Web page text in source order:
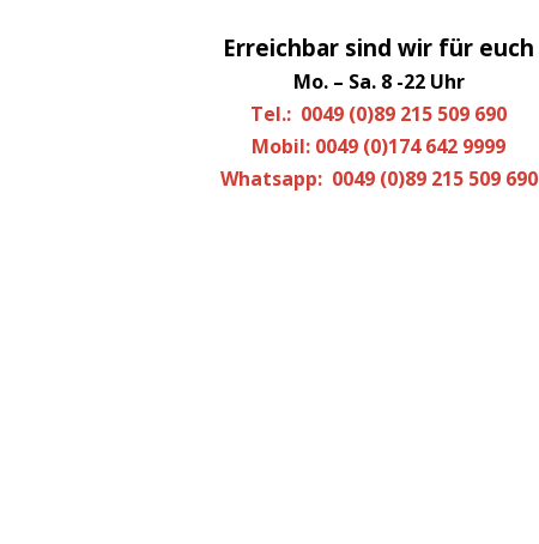
Erreichbar sind wir für euch
Mo. – Sa. 8 -22 Uhr
Tel.: 0049 (0)89 215 509 690
Mobil: 0049 (0)174 642 9999
Whatsapp: 0049 (0)89 215 509 690